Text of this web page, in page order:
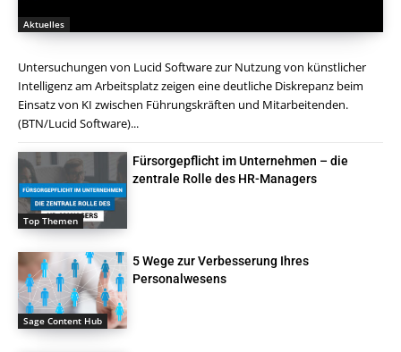
Aktuelles
Untersuchungen von Lucid Software zur Nutzung von künstlicher
Intelligenz am Arbeitsplatz zeigen eine deutliche Diskrepanz beim
Einsatz von KI zwischen Führungskräften und Mitarbeitenden.
(BTN/Lucid Software)...
Top Themen
Fürsorgepflicht im Unternehmen – die
zentrale Rolle des HR-Managers
Sage Content Hub
5 Wege zur Verbesserung Ihres
Personalwesens